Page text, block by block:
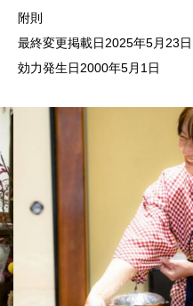
附則
最終変更掲載日2025年5月23日
効力発生日2000年5月1日